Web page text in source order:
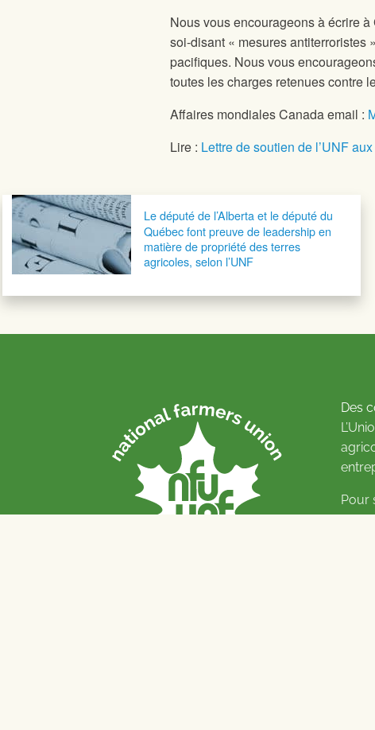
Nous vous encourageons à écrire
soi-disant « mesures antiterroristes
pacifiques. Nous vous
toutes les charges retenues contre
Affaires mondiales Canada email :
Lire : Lettre de soutien de l’UNF
Navigation postaleLe député de l’Alberta et le député du
Québec font preuve de leadership en
matière de propriété des terres
agricoles, selon l’UNF
Des
Pour